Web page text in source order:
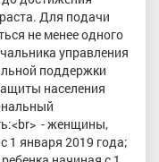
Для подачи
не менее одного
управления
поддержки
населения
- женщины,
1 января 2019 года;